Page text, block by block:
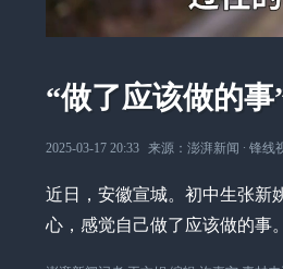
“做了应该做的
2025-03-17 20:33 来源： 澎湃新闻 ∙ 锋线
近日，安徽宣城。初中生张新
心，感觉自己做了应该做的事。